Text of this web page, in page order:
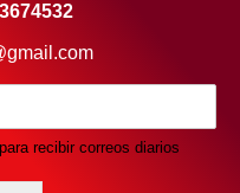
recibir correos diarios